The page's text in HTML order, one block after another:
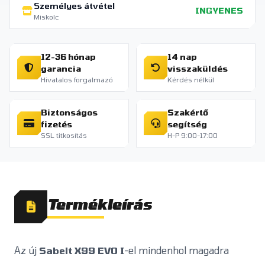
Személyes átvétel
Miskolc
INGYENES
12-36 hónap
garancia
Hivatalos forgalmazó
14 nap
visszaküldés
Kérdés nélkül
Biztonságos
fizetés
SSL titkosítás
Szakértő
segítség
H-P 9:00-17:00
Termékleírás
Az új Sabelt X99 EVO I-el mindenhol magadra